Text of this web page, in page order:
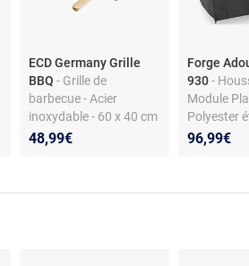
ECD Germany Grille
BBQ- Grille de
barbecue - Acier
inoxydable - 60 x 40 cm
- Poignées en bois -
48,99€
Forge
930-
Module
Polyester
Cordons
96,99€